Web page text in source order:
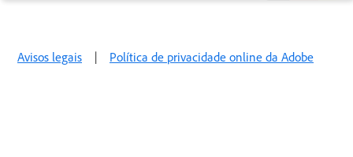
Avisos legais | Política de privacidade online da Adobe